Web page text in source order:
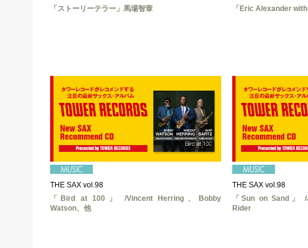
「ストーリーテラー」馬場智章
「Eric Alexander
THE SAX vol.98
「Bird at 100」 /Vincent Herring、Bobby
Watson、他
THE SAX vol.98
「Sun on Sand」
Rider